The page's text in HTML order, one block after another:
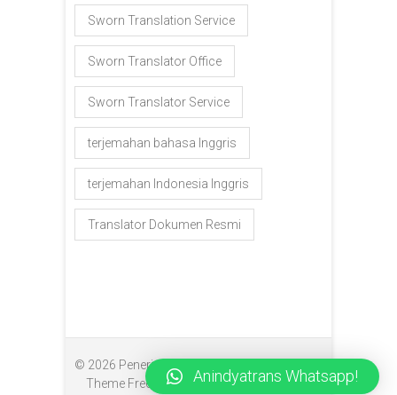
Sworn Translation Service
Sworn Translator Office
Sworn Translator Service
terjemahan bahasa Inggris
terjemahan Indonesia Inggris
Translator Dokumen Resmi
© 2026 Penerjemah Makassar
Theme Freesia| Powered by:WordPress
Anindyatrans Whatsapp!